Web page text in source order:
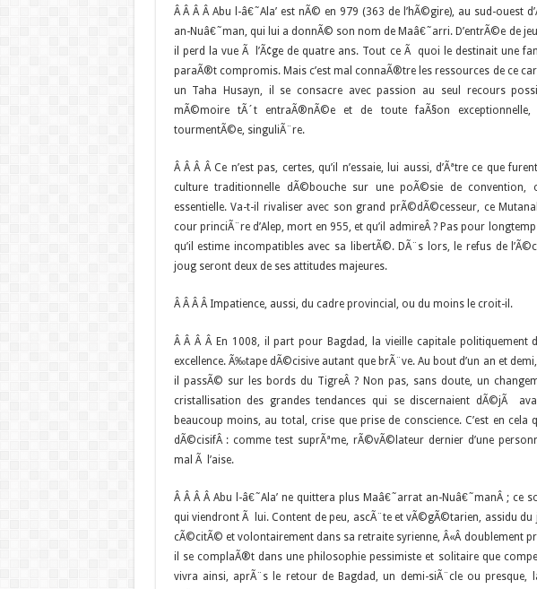
Â Â Â Â Abu l-â€˜Ala’ est nÃ© en 979 (363 de l’hÃ©gire), au sud-ouest
an-Nuâ€˜man, qui lui a donnÃ© son nom de Maâ€˜arri. D’entrÃ©e de
il perd la vue Ã l’Ã¢ge de quatre ans. Tout ce Ã quoi le destinait une
paraÃ®t compromis. Mais c’est mal connaÃ®tre les ressources de ce
un Taha Husayn, il se consacre avec passion au seul recours
mÃ©moire tÃ´t entraÃ®nÃ©e et de toute faÃ§on
tourmentÃ©e, singuliÃ¨re.
Â Â Â Â Ce n’est pas, certes, qu’il n’essaie, lui aussi, d’Ãªtre ce que
culture traditionnelle dÃ©bouche sur une poÃ©sie de convention,
essentielle. Va-t-il rivaliser avec son grand prÃ©dÃ©cesseur, ce
cour princiÃ¨re d’Alep, mort en 955, et qu’il admireÂ ? Pas pour
qu’il estime incompatibles avec sa libertÃ©. DÃ¨s lors, le refus de
joug seront deux de ses attitudes majeures.
Â Â Â Â Impatience, aussi, du cadre provincial, ou du moins le croit-il.
Â Â Â Â En 1008, il part pour Bagdad, la vieille capitale
excellence. Ã‰tape dÃ©cisive autant que brÃ¨ve. Au bout d’un an et
il passÃ© sur les bords du TigreÂ ? Non pas, sans doute, un
cristallisation des grandes tendances qui se discernaient dÃ©jÃ
beaucoup moins, au total, crise que prise de conscience. C’est en
dÃ©cisifÂ : comme test suprÃªme, rÃ©vÃ©lateur dernier d’une
mal Ã l’aise.
Â Â Â Â Abu l-â€˜Ala’ ne quittera plus Maâ€˜arrat an-Nuâ€˜manÂ ; ce
qui viendront Ã lui. Content de peu, ascÃ¨te et vÃ©gÃ©tarien, assidu
cÃ©citÃ© et volontairement dans sa retraite syrienne, Â«Â doublement
il se complaÃ®t dans une philosophie pessimiste et solitaire que
vivra ainsi, aprÃ¨s le retour de Bagdad, un demi-siÃ¨cle ou presque,